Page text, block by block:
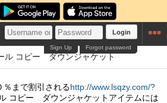
Login
Forgot password
Sign Up
ル コピー ダウンジャケット
％まで割引されるhttp://www.lsqzy.com/?
コピー ダウンジャケットアイテムには